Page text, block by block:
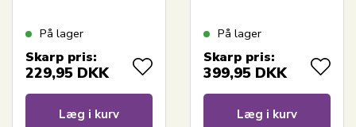
På lager
Skarp pris:
229,95 DKK
Læg i kurv
På lager
Skarp pris:
399,95 DKK
Læg i kurv